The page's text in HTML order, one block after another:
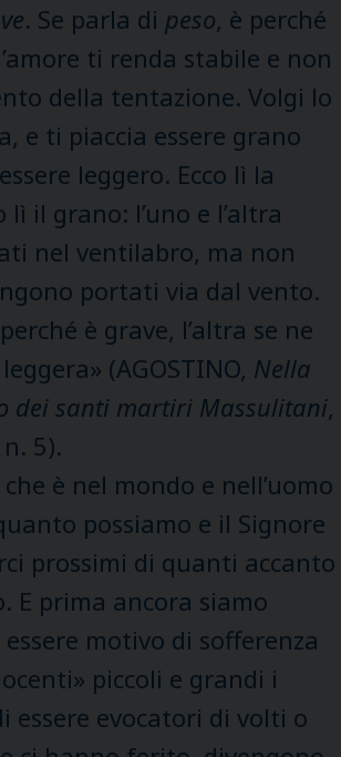
. Se parla di peso, è perché
ti renda stabile e non
della tentazione. Volgi lo
e ti piaccia essere grano
leggero. Ecco lì la
lì il grano: l’uno e l’altra
nel ventilabro, ma non
portati via dal vento.
è grave, l’altra se ne
(AGOSTINO, Nella
dei santi martiri Massulitani,
5).
è nel mondo e nell’uomo
possiamo e il Signore
prossimi di quanti accanto
E prima ancora siamo
motivo di sofferenza
piccoli e grandi i
essere evocatori di volti o